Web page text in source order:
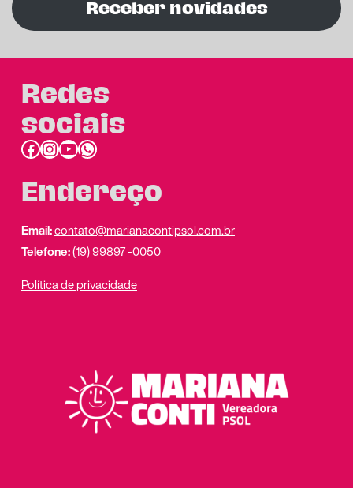
Receber novidades
Redes
sociais
Facebook InstagramYoutube link do whatsapp
Endereço
Email:contato@marianacontipsol.com.br
Telefone:(19) 99897 -0050
Política de privacidade